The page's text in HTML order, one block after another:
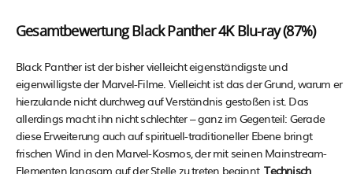
Gesamtbewertung Black Panther 4K Blu-ray (87%)
Black Panther ist der bisher vielleicht eigenständigste und
eigenwilligste der Marvel-Filme. Vielleicht ist das der Grund, warum er
hierzulande nicht durchweg auf Verständnis gestoßen ist. Das
allerdings macht ihn nicht schlechter – ganz im Gegenteil: Gerade
diese Erweiterung auch auf spirituell-traditioneller Ebene bringt
frischen Wind in den Marvel-Kosmos, der mit seinen Mainstream-
Elementen langsam auf der Stelle zu treten beginnt.Technisch